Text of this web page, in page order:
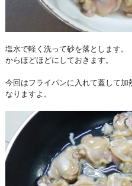
塩水で軽く洗って砂を落とします
からほどほどにしておきます。
今回はフライパンに入れて蓋して
なりますよ。